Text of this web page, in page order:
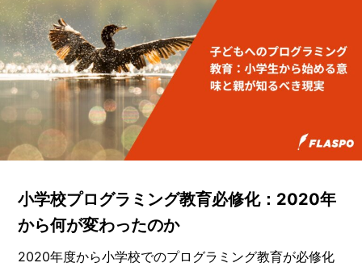
小学校プログラミング教育必修化：2020年
から何が変わったのか
2020年度から小学校でのプログラミング教育が必修化